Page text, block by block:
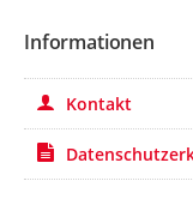
Informationen
Kontakt